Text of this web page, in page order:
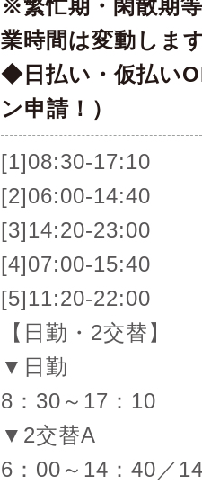
※繁忙期・閑散期
業時間は変動しま
◆日払い・仮払い
ン申請！）
[1]08:30-17:10
[2]06:00-14:40
[3]14:20-23:00
[4]07:00-15:40
[5]11:20-22:00
【日勤・2交替】
▼日勤
8：30～17：10
▼2交替A
6：00～14：40／